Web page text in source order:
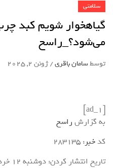
سلامتی
گیاهخوار شویم کبد
می‌شود؟_راسخ
توسطسامان باقری/ژوئن 2, 2025
[ad_1]
به گزارش راسخ
کدخبر: 283135
تاریخ انتشار کردن: دوشنبه 12 خرداد 1404 – 15:27